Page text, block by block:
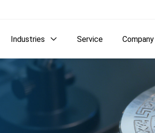
Industries  Service Company